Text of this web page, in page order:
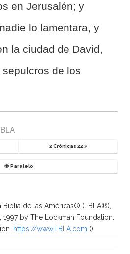
en Jerusalén; y
lo lamentara, y
la ciudad de David,
de los
2 Crónicas 22
Paralelo
Biblia de las Américas® (LBLA®),
by The Lockman Foundation.
https://www.LBLA.com ()